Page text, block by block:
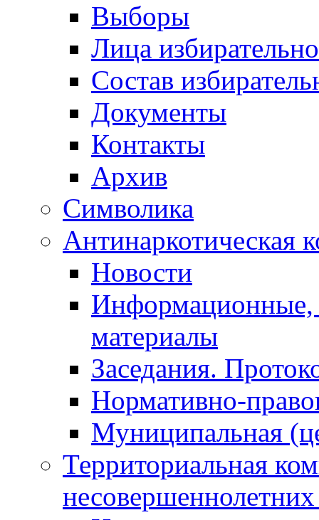
Выборы
Лица
Состав
Документы
Контакты
Архив
Символика
Антинаркотическая
Новости
Информационные,
материалы
Заседания.
Нормативно-
Муниципальная
Территориальная